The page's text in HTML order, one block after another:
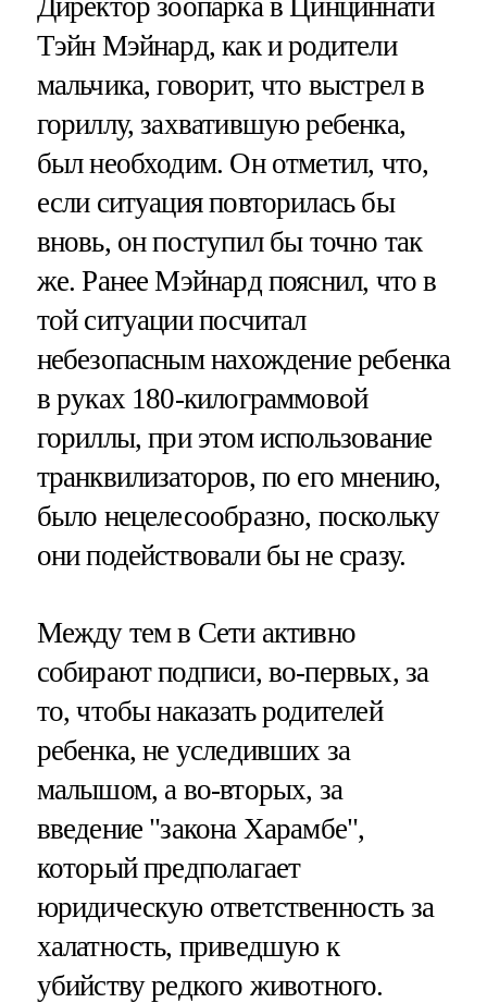
Тэйн Мэйнард, как и родители
мальчика, говорит, что выстрел в
гориллу, захватившую ребенка,
был необходим. Он отметил, что,
если ситуация повторилась бы
вновь, он поступил бы точно так
же. Ранее Мэйнард пояснил, что в
той ситуации посчитал
небезопасным нахождение ребенка
в руках 180-килограммовой
гориллы, при этом использование
транквилизаторов, по его мнению,
было нецелесообразно, поскольку
они подействовали бы не сразу.
Между тем в Сети активно
собирают подписи, во-первых, за
то, чтобы наказать родителей
ребенка, не уследивших за
малышом, а во-вторых, за
введение "закона Харамбе",
который предполагает
юридическую ответственность за
халатность, приведшую к
убийству редкого животного.